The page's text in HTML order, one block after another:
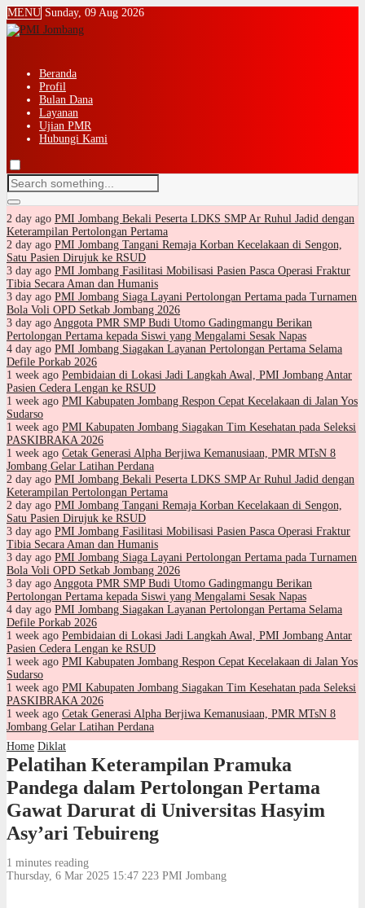
MENU Sunday, 09 Aug 2026
Beranda
Profil
Bulan Dana
Layanan
Ujian PMR
Hubungi Kami
2 day ago PMI Jombang Bekali Peserta LDKS SMP Ar Ruhul Jadid dengan
Keterampilan Pertolongan Pertama
2 day ago PMI Jombang Tangani Remaja Korban Kecelakaan di Sengon,
Satu Pasien Dirujuk ke RSUD
3 day ago PMI Jombang Fasilitasi Mobilisasi Pasien Pasca Operasi Fraktur
Tibia Secara Aman dan Humanis
3 day ago PMI Jombang Siaga Layani Pertolongan Pertama pada Turnamen
Bola Voli OPD Setkab Jombang 2026
3 day ago Anggota PMR SMP Budi Utomo Gadingmangu Berikan
Pertolongan Pertama kepada Siswi yang Mengalami Sesak Napas
4 day ago PMI Jombang Siagakan Layanan Pertolongan Pertama Selama
Defile Porkab 2026
1 week ago Pembidaian di Lokasi Jadi Langkah Awal, PMI Jombang Antar
Pasien Cedera Lengan ke RSUD
1 week ago PMI Kabupaten Jombang Respon Cepat Kecelakaan di Jalan Yos
Sudarso
1 week ago PMI Kabupaten Jombang Siagakan Tim Kesehatan pada Seleksi
PASKIBRAKA 2026
1 week ago Cetak Generasi Alpha Berjiwa Kemanusiaan, PMR MTsN 8
Jombang Gelar Latihan Perdana
2 day ago PMI Jombang Bekali Peserta LDKS SMP Ar Ruhul Jadid dengan
Keterampilan Pertolongan Pertama
2 day ago PMI Jombang Tangani Remaja Korban Kecelakaan di Sengon,
Satu Pasien Dirujuk ke RSUD
3 day ago PMI Jombang Fasilitasi Mobilisasi Pasien Pasca Operasi Fraktur
Tibia Secara Aman dan Humanis
3 day ago PMI Jombang Siaga Layani Pertolongan Pertama pada Turnamen
Bola Voli OPD Setkab Jombang 2026
3 day ago Anggota PMR SMP Budi Utomo Gadingmangu Berikan
Pertolongan Pertama kepada Siswi yang Mengalami Sesak Napas
4 day ago PMI Jombang Siagakan Layanan Pertolongan Pertama Selama
Defile Porkab 2026
1 week ago Pembidaian di Lokasi Jadi Langkah Awal, PMI Jombang Antar
Pasien Cedera Lengan ke RSUD
1 week ago PMI Kabupaten Jombang Respon Cepat Kecelakaan di Jalan Yos
Sudarso
1 week ago PMI Kabupaten Jombang Siagakan Tim Kesehatan pada Seleksi
PASKIBRAKA 2026
1 week ago Cetak Generasi Alpha Berjiwa Kemanusiaan, PMR MTsN 8
Jombang Gelar Latihan Perdana
Home Diklat
Pelatihan Keterampilan Pramuka
Pandega dalam Pertolongan Pertama
Gawat Darurat di Universitas Hasyim
Asy’ari Tebuireng
1 minutes reading
Thursday, 6 Mar 2025 15:47 223 PMI Jombang